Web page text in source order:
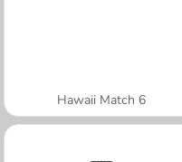
Hawaii Match 6